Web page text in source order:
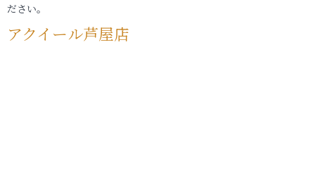
ださい。
アクイール芦屋店